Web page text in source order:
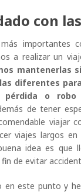
con
importantes
a realizar un
mantenerlas
diferentes
pérdida o
de tener
viajar
viajes largos en
idea es que
de evitar
en este punto y